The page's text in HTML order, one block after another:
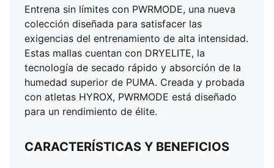
Entrena sin límites con PWRMODE, una nueva
colección diseñada para satisfacer las
exigencias del entrenamiento de alta intensidad.
Estas mallas cuentan con DRYELITE, la
tecnología de secado rápido y absorción de la
humedad superior de PUMA. Creada y probada
con atletas HYROX, PWRMODE está diseñado
para un rendimiento de élite.
CARACTERÍSTICAS Y BENEFICIOS